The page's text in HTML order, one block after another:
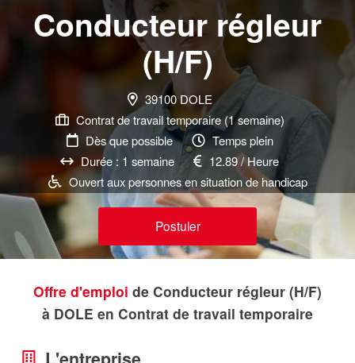
Conducteur régleur
(H/F)
39100 DOLE
Contrat de travail temporaire (1 semaine)
Dès que possible
Temps plein
Durée : 1 semaine
12.89 / Heure
Ouvert aux personnes en situation de handicap
Postuler
Offre d'emploi de Conducteur régleur (H/F)
à DOLE en Contrat de travail temporaire